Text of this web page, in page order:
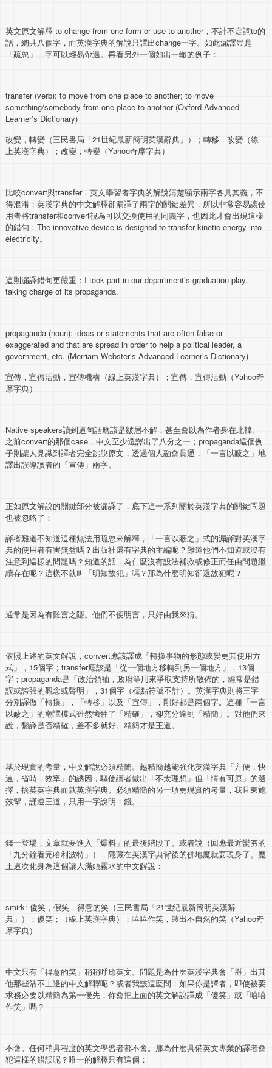
英文原文解釋 to change from one form or use to another，不計不定詞to的
話，總共八個字，而英漢字典的解說只譯出change一字。如此漏譯豈是
「疏忽」二字可以輕易帶過。再看另外一個如出一轍的例子：
transfer (verb): to move from one place to another; to move
something/somebody from one place to another (Oxford Advanced
Learner’s Dictionary)
改變，轉變（三民書局「21世紀最新簡明英漢辭典」）；轉移，改變（線
上英漢字典）；改變，轉變（Yahoo奇摩字典）
比較convert與transfer，英文學習者字典的解說清楚顯示兩字各具其義，不
得混淆；英漢字典的中文解釋卻漏譯了兩字的關鍵差異，所以非常容易讓使
用者將transfer和convert視為可以交換使用的同義字，也因此才會出現這樣
的錯句：The innovative device is designed to transfer kinetic energy into
electricity。
這則漏譯錯句更嚴重：I took part in our department’s graduation play,
taking charge of its propaganda.
propaganda (noun): ideas or statements that are often false or
exaggerated and that are spread in order to help a political leader, a
government, etc. (Merriam-Webster’s Advanced Learner’s Dictionary)
宣傳，宣傳活動，宣傳機構（線上英漢字典）；宣傳，宣傳活動（Yahoo奇
摩字典）
Native speakers讀到這句話應該是皺眉不解，甚至會以為作者身在北韓。
之前convert的那個case，中文至少還譯出了八分之一；propaganda這個例
子則讓人見識到譯者完全跳脫原文，透過個人融會貫通，「一言以蔽之」地
譯出誤導讀者的「宣傳」兩字。
正如原文解說的關鍵部分被漏譯了，底下這一系列關於英漢字典的關鍵問題
也被忽略了：
譯者難道不知道這種無法用疏忽來解釋，「一言以蔽之」式的漏譯對英漢字
典的使用者有害無益嗎？出版社還有字典的主編呢？難道他們不知道或沒有
注意到這樣的問題嗎？知道的話，為什麼沒有設法補救或修正而任由問題繼
續存在呢？這樣不就叫「明知故犯」嗎？那為什麼明知卻還故犯呢？
通常是因為有難言之隱。他們不便明言，只好由我來猜。
依照上述的英文解說，convert應該譯成「轉換事物的形態或變更其使用方
式」，15個字；transfer應該是「從一個地方移轉到另一個地方」，13個
字；propaganda是「政治領袖，政府等用來爭取支持所散佈的，經常是錯
誤或誇張的觀念或聲明」，31個字（標點符號不計）。英漢字典則將三字
分別譯做「轉換」，「轉移」以及「宣傳」，剛好都是兩個字。這種「一言
以蔽之」的翻譯模式雖然犧牲了「精確」，卻充分達到「精簡」。對他們來
說，翻譯是否精確，差不多就好。精簡才是王道。
基於現實的考量，中文解說必須精簡。越精簡越能強化英漢字典「方便，快
速，省時，效率」的誘因，驅使讀者做出「不太理想」但「情有可原」的選
擇，捨英英字典而就英漢字典。必須精簡的另一項更現實的考量，我且東施
效顰，謹遵王道，只用一字說明：錢。
錢一登場，文章就要進入「爆料」的最後階段了。或者說（回應最近蠻夯的
「九分鐘看完哈利波特」），隱藏在英漢字典背後的佛地魔就要現身了。魔
王這次化身為這個讓人滿頭霧水的中文解說：
smirk: 傻笑，假笑，得意的笑（三民書局「21世紀最新簡明英漢辭
典」）；傻笑；（線上英漢字典）；嘻嘻作笑，裝出不自然的笑（Yahoo奇
摩字典）
中文只有「得意的笑」稍稍呼應英文。問題是為什麼英漢字典會「掰」出其
他那些沾不上邊的中文解釋呢？或者我該這麼問：如果你是譯者，即使被要
求務必要以精簡為第一優先，你會把上面的英文解說譯成「傻笑」或「嘻嘻
作笑」嗎？
不會。任何稍具程度的英文學習者都不會。那為什麼具備英文專業的譯者會
犯這樣的錯誤呢？唯一的解釋只有這個：